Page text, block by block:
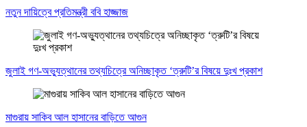
নতুন দায়িত্বে প্রতিমন্ত্রী ববি হাজ্জাজ
জুলাই গণ-অভ্যুত্থানের তথ্যচিত্রে অনিচ্ছাকৃত ‘ত্রুটি’র বিষয়ে দুঃখ প্রকাশ
মাগুরায় সাকিব আল হাসানের বাড়িতে আগুন